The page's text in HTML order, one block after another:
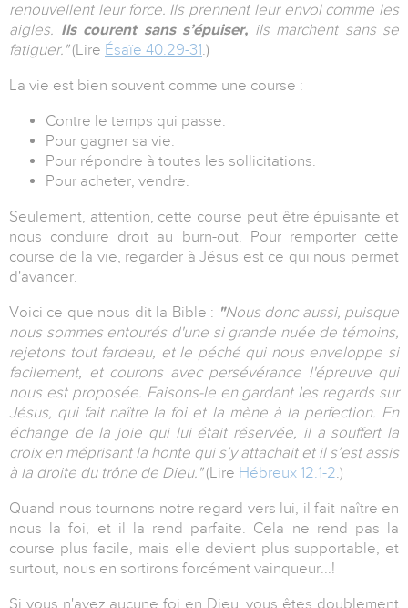
renouvellent leur force. Ils prennent leur envol comme les
aigles. Ils courent sans s’épuiser, ils marchent sans se
fatiguer."(Lire Ésaïe 40.29-31.)
La vie est bien souvent comme une course :
Contre le temps qui passe.
Pour gagner sa vie.
Pour répondre à toutes les sollicitations.
Pour acheter, vendre.
Seulement, attention, cette course peut être épuisante et
nous conduire droit au burn-out. Pour remporter cette
course de la vie, regarder à Jésus est ce qui nous permet
d'avancer.
Voici ce que nous dit la Bible : "Nous donc aussi, puisque
nous sommes entourés d'une si grande nuée de témoins,
rejetons tout fardeau, et le péché qui nous enveloppe si
facilement, et courons avec persévérance l'épreuve qui
nous est proposée. Faisons-le en gardant les regards sur
Jésus, qui fait naître la foi et la mène à la perfection. En
échange de la joie qui lui était réservée, il a souffert la
croix en méprisant la honte qui s’y attachait et il s’est assis
à la droite du trône de Dieu."(Lire Hébreux 12.1-2.)
Quand nous tournons notre regard vers lui, il fait naître en
nous la foi, et il la rend parfaite. Cela ne rend pas la
course plus facile, mais elle devient plus supportable, et
surtout, nous en sortirons forcément vainqueur...!
Si vous n'avez aucune foi en Dieu, vous êtes doublement